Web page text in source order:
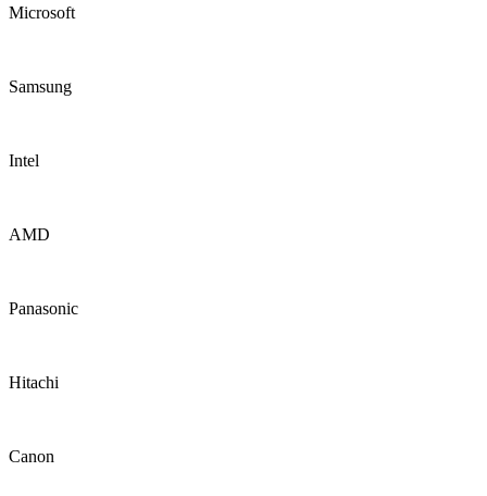
Microsoft
Samsung
Intel
AMD
Panasonic
Hitachi
Canon